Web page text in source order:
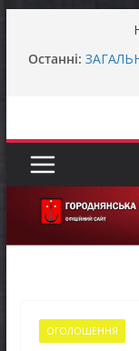
Останні:
Як
прав
ОГОЛОШЕННЯ